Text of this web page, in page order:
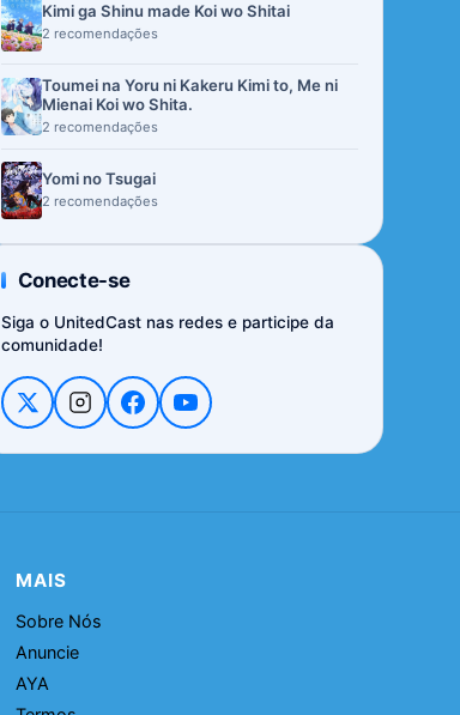
Kimi ga Shinu made Koi wo Shitai
2 recomendações
Toumei na Yoru ni Kakeru Kimi to, Me ni
Mienai Koi wo Shita.
2 recomendações
Yomi no Tsugai
2 recomendações
Conecte-se
Siga o UnitedCast nas redes e participe da
comunidade!
MAIS
Sobre Nós
Anuncie
AYA